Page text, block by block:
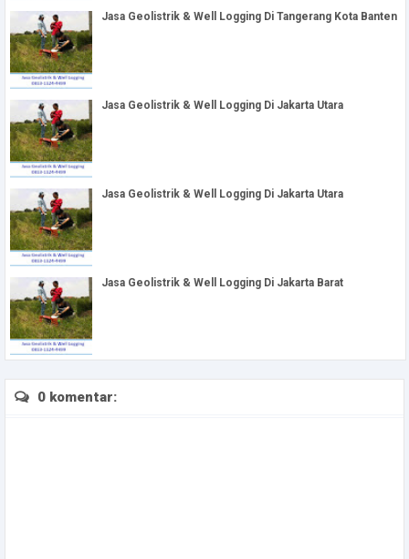
Jasa Geolistrik & Well Logging Di Tangerang Kota Banten
Jasa Geolistrik & Well Logging Di Jakarta Utara
Jasa Geolistrik & Well Logging Di Jakarta Utara
Jasa Geolistrik & Well Logging Di Jakarta Barat
0 komentar: